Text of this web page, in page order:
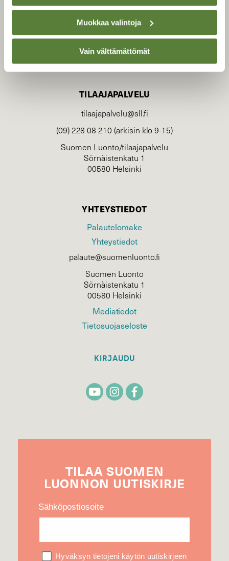
Muokkaa valintoja
Vain välttämättömät
TILAAJAPALVELU
tilaajapalvelu@sll.fi
(09) 228 08 210 (arkisin klo 9-15)
Suomen Luonto/tilaajapalvelu
Sörnäistenkatu 1
00580 Helsinki
YHTEYSTIEDOT
Palautelomake
Yhteystiedot
palaute@suomenluonto.fi
Suomen Luonto
Sörnäistenkatu 1
00580 Helsinki
Mediatiedot
Tietosuojaseloste
KIRJAUDU
TILAA SUOMEN
LUONNON UUTIS­KIRJE
Sähköpostiosoite
Hyväksyn tietojeni käytön uutiskirjeen